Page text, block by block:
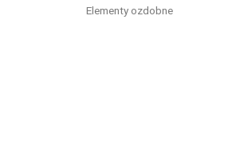
Elementy ozdobne